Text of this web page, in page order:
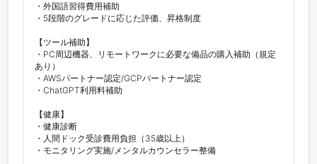
・外国語習得費用補助
・5段階のグレードに応じた評価、昇格制度
【ツール補助】
・PC周辺機器、リモートワークに必要な備品の購入補助（規定
あり）
・AWSパートナー認定/GCPパートナー認定
・ChatGPT利用料補助
【健康】
・健康診断
・人間ドック受診費用負担（35歳以上）
・モニタリング実施/メンタルカウンセラー整備